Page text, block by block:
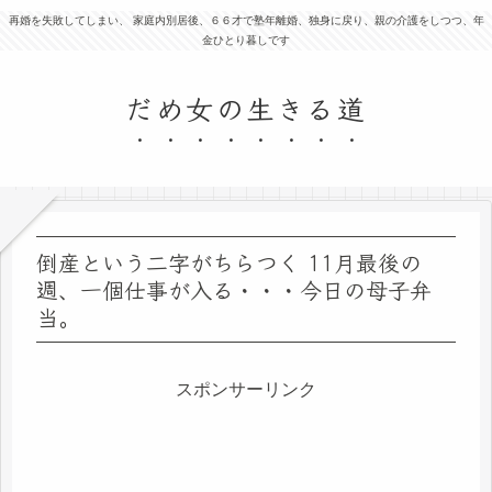
再婚を失敗してしまい、 家庭内別居後、６６才で塾年離婚、独身に戻り、親の介護をしつつ、年
金ひとり暮しです
だめ女の生きる道
倒産という二字がちらつく 11月最後の
週、一個仕事が入る・・・今日の母子弁
当。
スポンサーリンク